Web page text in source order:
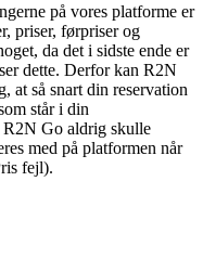
på vores platforme er
priser, førpriser og
da det i sidste ende er
dette. Derfor kan R2N
at så snart din reservation
står i din
Go aldrig skulle
med på platformen når
fejl).